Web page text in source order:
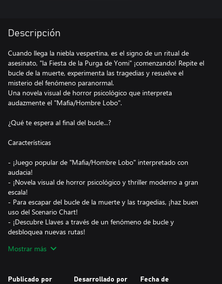
Descripción
Cuando llega la niebla vespertina, es el signo de un ritual de
asesinato, "la Fiesta de la Purga de Yomi" ¡comenzando! Repite el
bucle de la muerte, experimenta las tragedias y resuelve el
misterio del fenómeno paranormal.
Una novela visual de horror psicológico que interpreta
audazmente el "Mafia/Hombre Lobo".
¿Qué te espera al final del bucle...?
Características
- ¡Juego popular de "Mafia/Hombre Lobo" interpretado con
audacia!
- ¡Novela visual de horror psicológico y thriller moderno a gran
escala!
- Para escapar del bucle de la muerte y las tragedias, ¡haz buen
uso del Scenario Chart!
- ¡Descubre Llaves a través de un fenómeno de bucle y
desbloquea nuevas rutas!
- ¡Ilustraciones hermosas!
Mostrar más
Publicado por Desarrollado por
Fecha de